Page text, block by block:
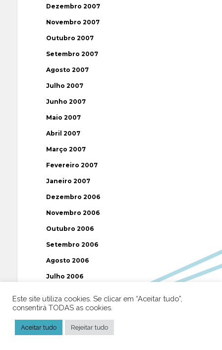
Dezembro 2007
Novembro 2007
Outubro 2007
Setembro 2007
Agosto 2007
Julho 2007
Junho 2007
Maio 2007
Abril 2007
Março 2007
Fevereiro 2007
Janeiro 2007
Dezembro 2006
Novembro 2006
Outubro 2006
Setembro 2006
Agosto 2006
Julho 2006
Maio 2006
Abril 2006
Este site utiliza cookies. Se clicar em “Aceitar tudo”,
consentirá TODAS as cookies.
Aceitar tudo Rejeitar tudo